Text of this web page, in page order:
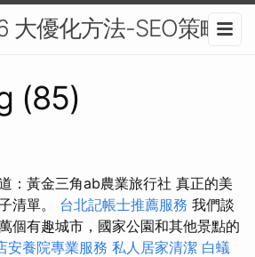
大優化方法-SEO策略
(85)
：黃金三角ab農業旅行社 真正的美
清單。 台北記帳士推薦服務 我們談
個有趣城市，國家公園和其他景點的
安養院專業服務 私人居家清潔 白蟻